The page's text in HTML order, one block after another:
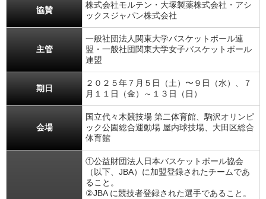
協賛
株式会社モルテン・大塚製薬株式会社・アシ
ックスジャパン株式会社
主管
一般社団法人関東大学バスケットボール連
盟・一般社団関東大学女子バスケットボール
連盟
期日
２０２５年７月５日（土）〜９日（水）、７
月１１日（金）～１３日（日）
会場
国立代々木競技場 第二体育館、駒沢オリンピ
ック公園総合運動場 屋内球技場、大田区総合
体育館
①公益財団法人日本バスケットボール協会
（以下、JBA）に加盟登録されたチームであ
ること。
②JBA に競技者登録された選手であること。